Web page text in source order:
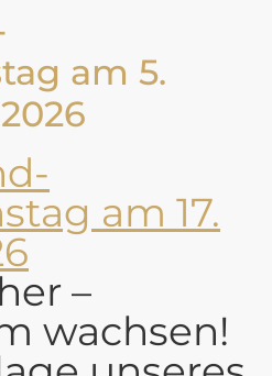
am 5.
–
wachsen!